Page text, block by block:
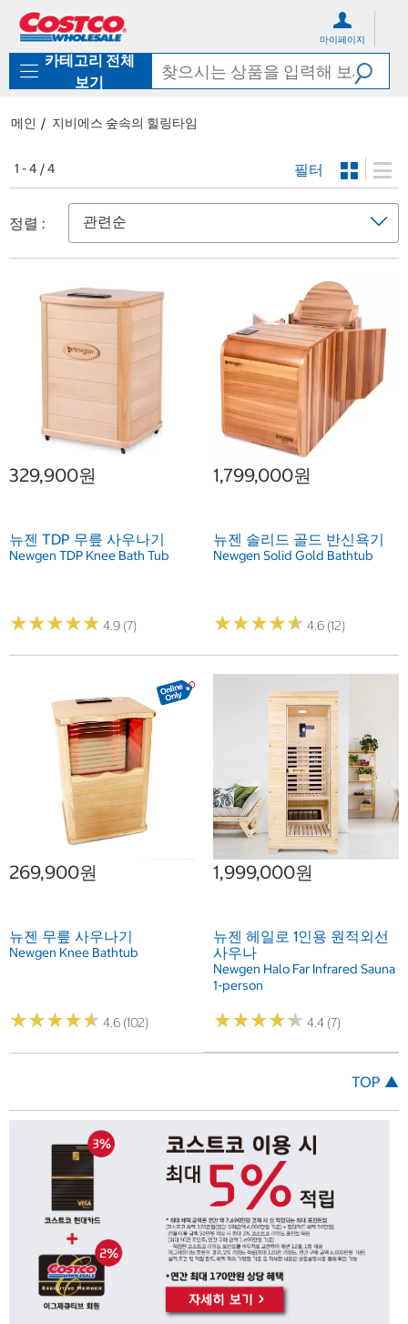
로
기
가
마이페이지
카테고리 전체
보기
메인 지비에스 숲속의 힐링타임
1 - 4 / 4 필터
정렬 :
329,900원
뉴젠 TDP 무릎 사우나기
Newgen TDP Knee Bath Tub
★★★★★
★★★★★ 4.9 (7)
1,799,000원
뉴젠 솔리드 골드 반신욕기
Newgen Solid Gold Bathtub
★★★★★
★★★★★ 4.6 (12)
269,900원
뉴젠 무릎 사우나기
Newgen Knee Bathtub
★★★★★
★★★★★ 4.6 (102)
1,999,000원
뉴젠 헤일로 1인용 원적외선
사우나
Newgen Halo Far Infrared Sauna
1-person
★★★★★
★★★★★ 4.4 (7)
TOP ▲